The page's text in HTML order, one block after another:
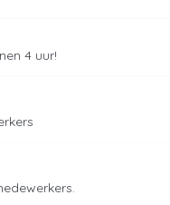
de juiste
kalkaanslag
koffievet en
4 uur!